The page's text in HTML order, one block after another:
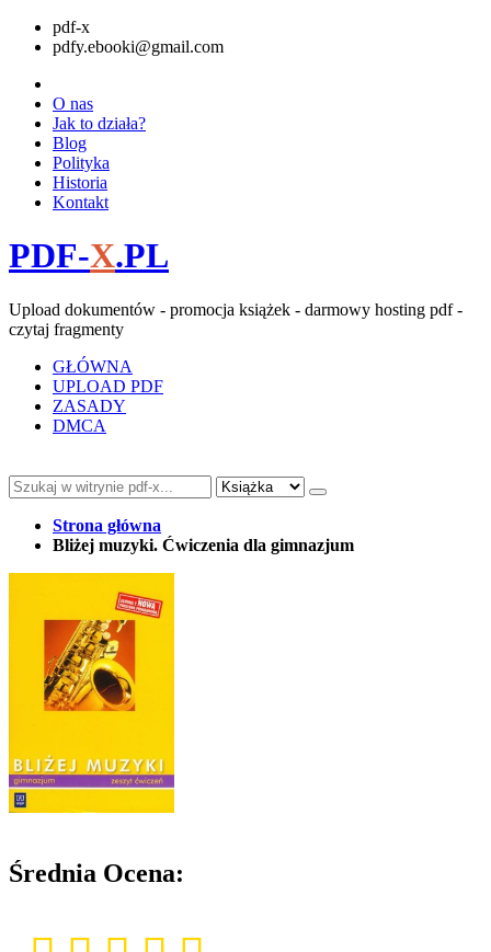
pdf-x
pdfy.ebooki@gmail.com
O nas
Jak to działa?
Blog
Polityka
Historia
Kontakt
PDF-X.PL
Upload dokumentów - promocja książek - darmowy hosting pdf -
czytaj fragmenty
GŁÓWNA
UPLOAD PDF
ZASADY
DMCA
Strona główna
Bliżej muzyki. Ćwiczenia dla gimnazjum
Średnia Ocena: